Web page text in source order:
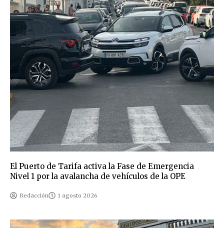
El Puerto de Tarifa activa la Fase de Emergencia
Nivel 1 por la avalancha de vehículos de la OPE
Redacción 1 agosto 2026